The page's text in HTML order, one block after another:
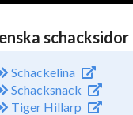
schacksidor
Schackelina
Schacksnack
Tiger Hillarp